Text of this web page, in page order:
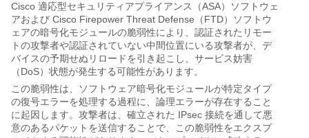
Cisco 適応型セキュリティアプライアンス（ASA）ソフトウェ
アおよび Cisco Firepower Threat Defense（FTD）ソフトウ
ェアの暗号化モジュールの脆弱性により、認証されたリモー
トの攻撃者や認証されていない中間位置にいる攻撃者が、デ
バイスの予期せぬリロードを引き起こし、サービス妨害
（DoS）状態が発生する可能性があります。
この脆弱性は、ソフトウェア暗号化モジュールが特定タイプ
の復号エラーを処理する過程に、論理エラーが存在すること
に起因します。攻撃者は、確立された IPsec 接続を通して悪
意のあるパケットを送信することで、この脆弱性をエクスプ